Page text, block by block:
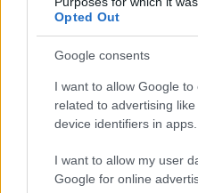
Opted Out
Google consents
I want to allow Google to
related to advertising
device identifiers in apps.
I want to allow my user
Google for online
tanárainak közös koncertje